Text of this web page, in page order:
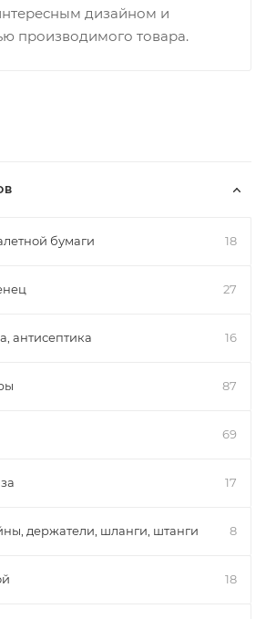
дизайном и
производимого товара.
бумаги 18
27
антисептика 16
87
69
17
держатели, шланги, штанги 8
18